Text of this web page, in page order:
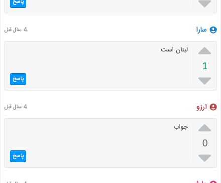
پاسخ
سارا 4 سال قبل

1

لبنان است
پاسخ
ارزو 4 سال قبل

0

جواب
پاسخ